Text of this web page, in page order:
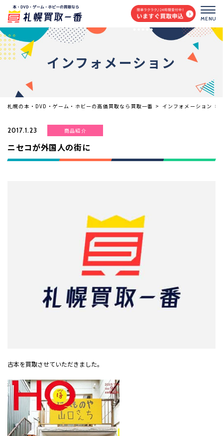
MENU
インフォメーション
札幌の本・DVD・ゲーム・ホビーの高価買取なら買取一番 > インフォメーション >
2017.1.23 商品紹介
ニセコが外国人の街に
古本を買取させていただきました。